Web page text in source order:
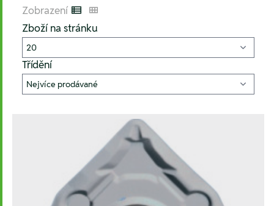
Zobrazení Listenansicht
Kachelansicht
Zboží na stránku
Třídění